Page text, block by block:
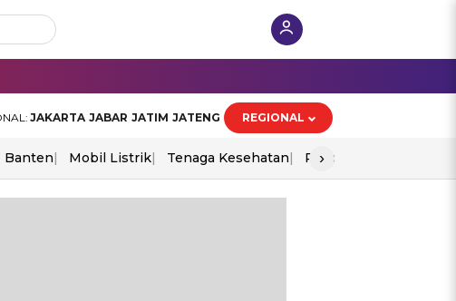
JAKARTA JABAR JATIM JATENG REGIONAL
Banten Mobil Listrik Tenaga Kesehatan Piala Aff 2026
›